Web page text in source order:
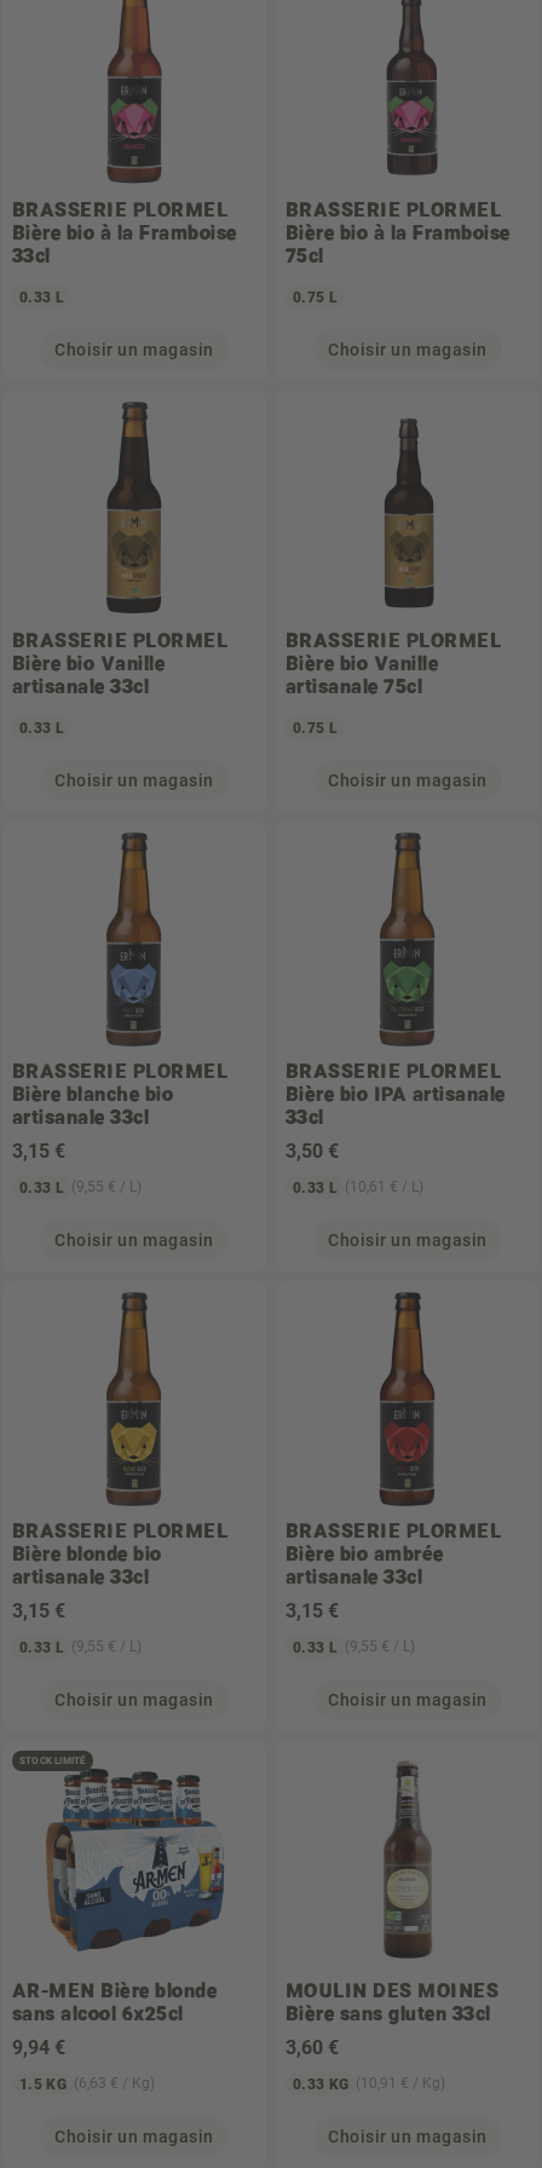
BRASSERIE PLORMEL
Bière bio à la Framboise
33cl
0.33 L
Choisir un magasin
BRASSERIE PLORMEL
Bière bio à la Framboise
75cl
0.75 L
Choisir un magasin
BRASSERIE PLORMEL
Bière bio Vanille
artisanale 33cl
0.33 L
Choisir un magasin
BRASSERIE PLORMEL
Bière bio Vanille
artisanale 75cl
0.75 L
Choisir un magasin
BRASSERIE PLORMEL
Bière blanche bio
artisanale 33cl
3,15 €
0.33 L (9,55 € / L)
Choisir un magasin
BRASSERIE PLORMEL
Bière bio IPA artisanale
33cl
3,50 €
0.33 L (10,61 € / L)
Choisir un magasin
BRASSERIE PLORMEL
Bière blonde bio
artisanale 33cl
3,15 €
0.33 L (9,55 € / L)
Choisir un magasin
BRASSERIE PLORMEL
Bière bio ambrée
artisanale 33cl
3,15 €
0.33 L (9,55 € / L)
Choisir un magasin
STOCK LIMITÉ
AR-MEN Bière blonde
sans alcool 6x25cl
9,94 €
1.5 KG (6,63 € / Kg)
Choisir un magasin
MOULIN DES MOINES
Bière sans gluten 33cl
3,60 €
0.33 KG (10,91 € / Kg)
Choisir un magasin